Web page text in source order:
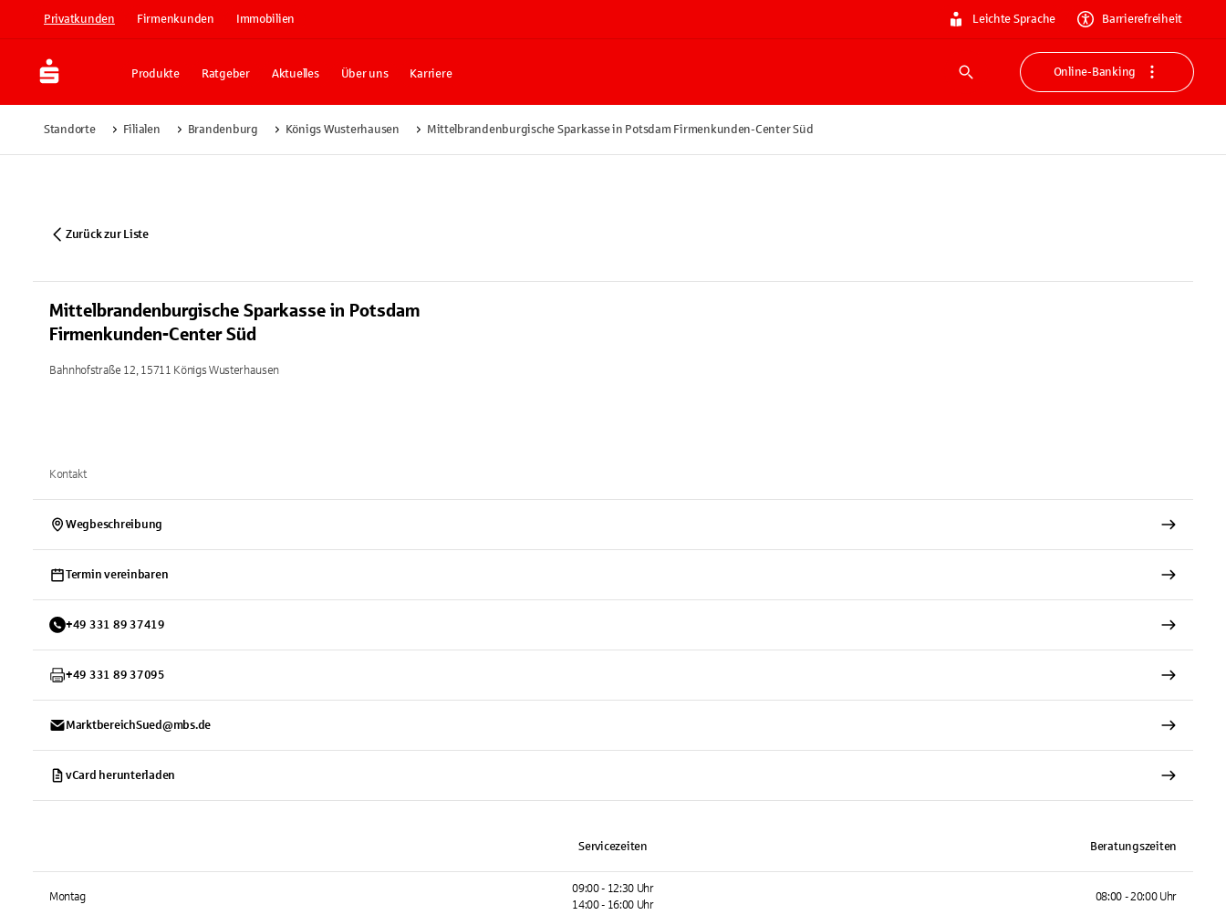
Privatkunden Firmenkunden Immobilien Leichte Sprache Barrierefreiheit
Produkte Ratgeber Aktuelles Über uns Karriere
Suche
Online-Banking
Standorte Filialen Brandenburg Königs Wusterhausen Mittelbrandenburgische Sparkasse in Potsdam Firmenkunden-Center Süd
Zurück zur Liste
Mittelbrandenburgische Sparkasse in Potsdam
Firmenkunden-Center Süd
Bahnhofstraße 12, 15711 Königs Wusterhausen
Kontakt
Wegbeschreibung
Termin vereinbaren
+49 331 89 37419
+49 331 89 37095
MarktbereichSued@mbs.de
vCard herunterladen
Servicezeiten Beratungszeiten
Montag
09:00 - 12:30 Uhr
14:00 - 16:00 Uhr
08:00 - 20:00 Uhr